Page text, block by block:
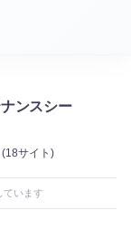
ンスシー
(18サイト)
ています